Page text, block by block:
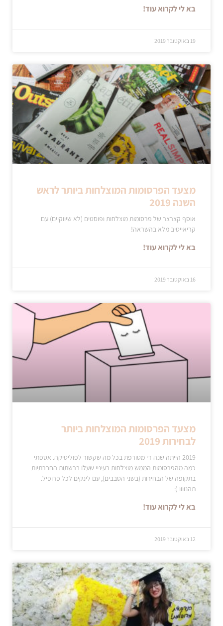
בא לי לקרוא עוד!
19 באוקטובר 2019
מצעד הפרסומות המוצלחות ביותר לראש
השנה 2019
אוסף קצרצר של פרסומות מוצלחות ופוסטים (לא שיווקיים) עם
קריאייטיב מלא בהשראה!
בא לי לקרוא עוד!
16 באוקטובר 2019
מצעד הפרסומות המוצלחות ביותר
לבחירות 2019
2019 הייתה שנה די מטורפת בכל מה שקשור לפוליטיקה. אספתי
כמה מהפרסומות הממש מוצלחות בעיניי שעלו ברשתות החברתיות
בתקופה של הבחירות (בשני הסבבים), עם לינקים לכל פרופיל.
תהנוווו (:
בא לי לקרוא עוד!
12 באוקטובר 2019